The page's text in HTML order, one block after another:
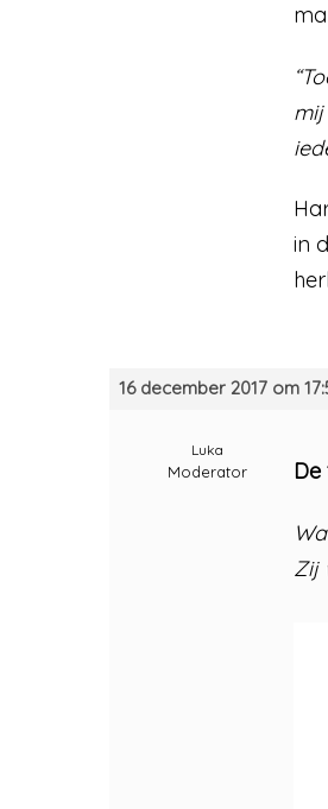
mij
in
16 december 2017 om
Luka
Moderator
Zij